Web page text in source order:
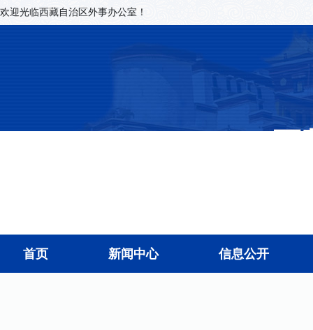
欢迎光临西藏自治区外事办公室！
首页 新闻中心 信息公开